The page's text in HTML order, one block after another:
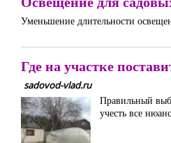
Уменьшение длительности
Где на участке
sadovod-vlad.ru
Правильный
учесть все